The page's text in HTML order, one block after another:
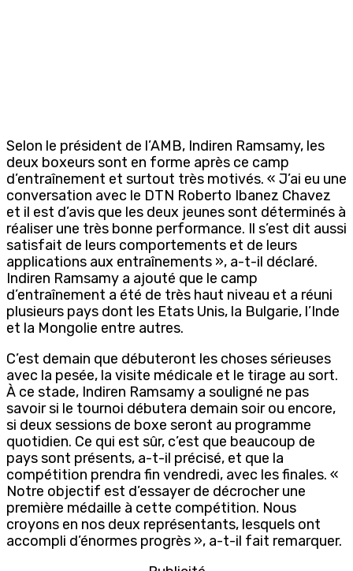
Selon le président de l’AMB, Indiren Ramsamy, les
deux boxeurs sont en forme après ce camp
d’entraînement et surtout très motivés. « J’ai eu une
conversation avec le DTN Roberto Ibanez Chavez
et il est d’avis que les deux jeunes sont déterminés à
réaliser une très bonne performance. Il s’est dit aussi
satisfait de leurs comportements et de leurs
applications aux entraînements », a-t-il déclaré.
Indiren Ramsamy a ajouté que le camp
d’entraînement a été de très haut niveau et a réuni
plusieurs pays dont les Etats Unis, la Bulgarie, l’Inde
et la Mongolie entre autres.
C’est demain que débuteront les choses sérieuses
avec la pesée, la visite médicale et le tirage au sort.
À ce stade, Indiren Ramsamy a souligné ne pas
savoir si le tournoi débutera demain soir ou encore,
si deux sessions de boxe seront au programme
quotidien. Ce qui est sûr, c’est que beaucoup de
pays sont présents, a-t-il précisé, et que la
compétition prendra fin vendredi, avec les finales. «
Notre objectif est d’essayer de décrocher une
première médaille à cette compétition. Nous
croyons en nos deux représentants, lesquels ont
accompli d’énormes progrès », a-t-il fait remarquer.